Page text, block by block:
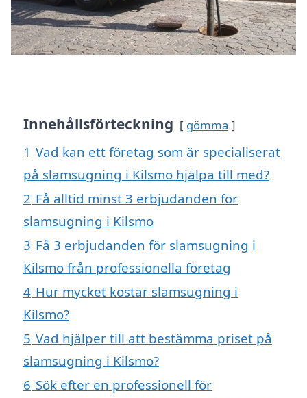
Innehållsförteckning gömma
1 Vad kan ett företag som är specialiserat
på slamsugning i Kilsmo hjälpa till med?
2 Få alltid minst 3 erbjudanden för
slamsugning i Kilsmo
3 Få 3 erbjudanden för slamsugning i
Kilsmo från professionella företag
4 Hur mycket kostar slamsugning i
Kilsmo?
5 Vad hjälper till att bestämma priset på
slamsugning i Kilsmo?
6 Sök efter en professionell för